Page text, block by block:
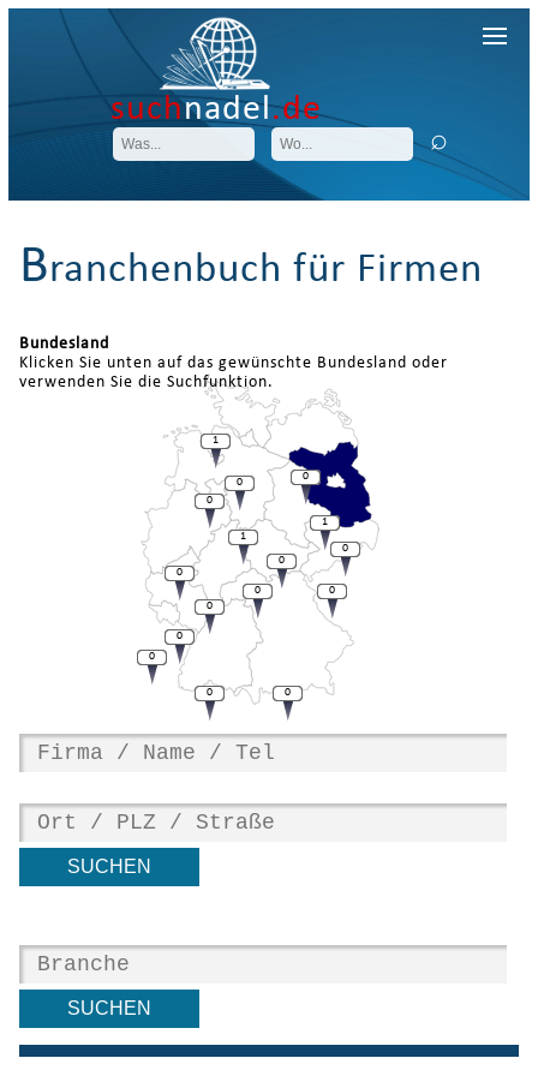
suchnadel.de
Branchenbuch für Firmen
Bundesland
Klicken Sie unten auf das gewünschte Bundesland oder
verwenden Sie die Suchfunktion.
0
0
0
1
0
0
0
1
0
1
0
0
0
0
0
0